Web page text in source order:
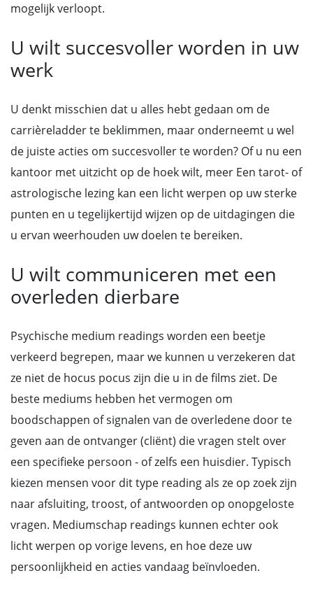
mogelijk verloopt.
U wilt succesvoller worden in uw
werk
U denkt misschien dat u alles hebt gedaan om de
carrièreladder te beklimmen, maar onderneemt u wel
de juiste acties om succesvoller te worden? Of u nu een
kantoor met uitzicht op de hoek wilt, meer Een tarot- of
astrologische lezing kan een licht werpen op uw sterke
punten en u tegelijkertijd wijzen op de uitdagingen die
u ervan weerhouden uw doelen te bereiken.
U wilt communiceren met een
overleden dierbare
Psychische medium readings worden een beetje
verkeerd begrepen, maar we kunnen u verzekeren dat
ze niet de hocus pocus zijn die u in de films ziet. De
beste mediums hebben het vermogen om
boodschappen of signalen van de overledene door te
geven aan de ontvanger (cliënt) die vragen stelt over
een specifieke persoon - of zelfs een huisdier. Typisch
kiezen mensen voor dit type reading als ze op zoek zijn
naar afsluiting, troost, of antwoorden op onopgeloste
vragen. Mediumschap readings kunnen echter ook
licht werpen op vorige levens, en hoe deze uw
persoonlijkheid en acties vandaag beïnvloeden.